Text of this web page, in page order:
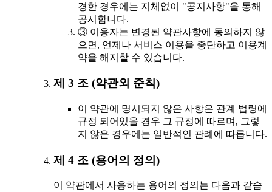
경한 경우에는 지체없이 "공지사항"을 통해
공시합니다.
③ 이용자는 변경된 약관사항에 동의하지 않
으면, 언제나 서비스 이용을 중단하고 이용계
약을 해지할 수 있습니다.
제 3 조 (약관외 준칙)
이 약관에 명시되지 않은 사항은 관계 법령에
규정 되어있을 경우 그 규정에 따르며, 그렇
지 않은 경우에는 일반적인 관례에 따릅니다.
제 4 조 (용어의 정의)
이 약관에서 사용하는 용어의 정의는 다음과 같습